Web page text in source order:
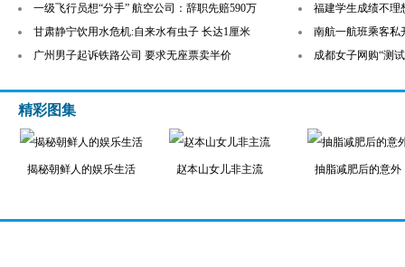
一级飞行员想“分手” 航空公司：辞职先赔590万
甘肃静宁饮用水危机:自来水有虫子 长达1厘米
广州男子起诉铁路公司 要求无座票卖半价
福建学生成绩不理
南航一航班乘客私
成都女子网购“测
精彩图集
揭秘朝鲜人的娱乐生活 赵本山女儿非主流 抽脂减肥后的意外